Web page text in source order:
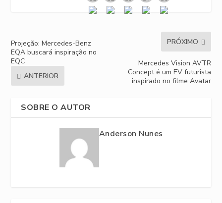
Projeção: Mercedes-Benz
EQA buscará inspiração no
EQC
ANTERIOR
PRÓXIMO
Mercedes Vision AVTR
Concept é um EV futurista
inspirado no filme Avatar
SOBRE O AUTOR
Anderson Nunes